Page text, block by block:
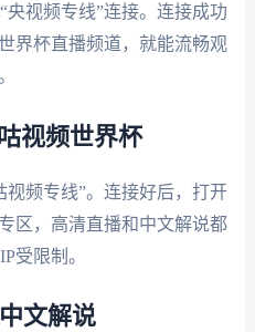
央视频专线”连接。连接成功
界杯直播频道，就能流畅观
视频世界杯
视频专线”。连接好后，打开
区，高清直播和中文解说都
受限制。
文解说